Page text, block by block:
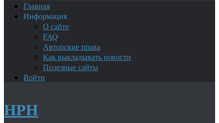
Главная
Информация
О сайте
FAQ
Авторские права
Как выкладывать новости
Полезные сайты
Войти
НРН